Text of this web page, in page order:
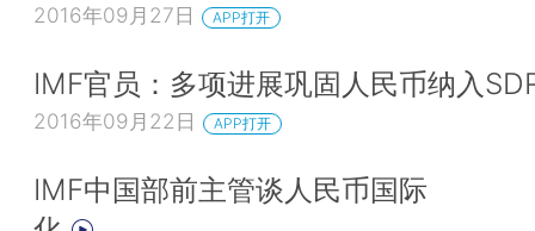
2016年09月27日 APP打开
IMF官员：多项进展巩固人民币纳入
2016年09月22日 APP打开
IMF中国部前主管谈人民币国际